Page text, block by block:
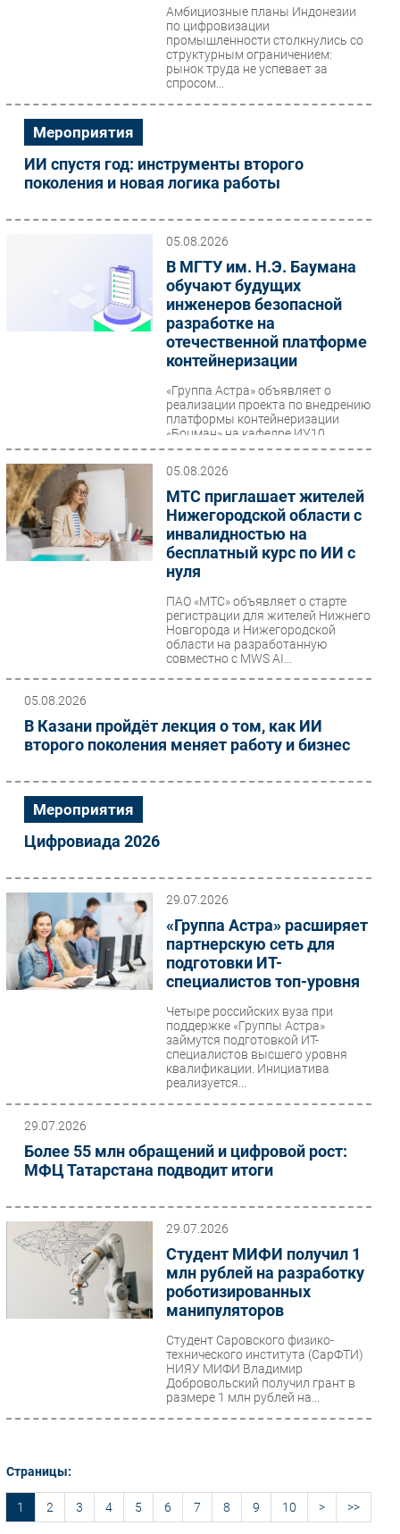
Амбициозные планы Индонезии
по цифровизации
промышленности столкнулись со
структурным ограничением:
рынок труда не успевает за
спросом...
Мероприятия
ИИ спустя год: инструменты второго
поколения и новая логика работы
05.08.2026
В МГТУ им. Н.Э. Баумана
обучают будущих
инженеров безопасной
разработке на
отечественной платформе
контейнеризации
«Группа Астра» объявляет о
реализации проекта по внедрению
платформы контейнеризации
«Боцман» на кафедре ИУ10
«Защита информации»...
05.08.2026
МТС приглашает жителей
Нижегородской области с
инвалидностью на
бесплатный курс по ИИ с
нуля
ПАО «МТС» объявляет о старте
регистрации для жителей Нижнего
Новгорода и Нижегородской
области на разработанную
совместно с MWS AI...
05.08.2026
В Казани пройдёт лекция о том, как ИИ
второго поколения меняет работу и бизнес
Мероприятия
Цифровиада 2026
29.07.2026
«Группа Астра» расширяет
партнерскую сеть для
подготовки ИТ-
специалистов топ-уровня
Четыре российских вуза при
поддержке «Группы Астра»
займутся подготовкой ИТ-
специалистов высшего уровня
квалификации. Инициатива
реализуется...
29.07.2026
Более 55 млн обращений и цифровой рост:
МФЦ Татарстана подводит итоги
29.07.2026
Студент МИФИ получил 1
млн рублей на разработку
роботизированных
манипуляторов
Студент Саровского физико-
технического института (СарФТИ)
НИЯУ МИФИ Владимир
Добровольский получил грант в
размере 1 млн рублей на...
Страницы:
1 2 3 4 5 6 7 8 9 10 > >>